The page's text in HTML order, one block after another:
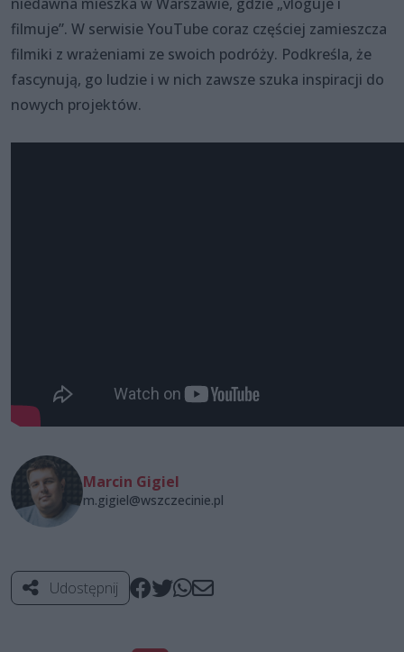
filmuje”. W serwisie YouTube coraz częściej zamieszcza
filmiki z wrażeniami ze swoich podróży. Podkreśla, że
fascynują, go ludzie i w nich zawsze szuka inspiracji do
nowych projektów.
Marcin Gigiel
m.gigiel@wszczecinie.pl
Udostępnij